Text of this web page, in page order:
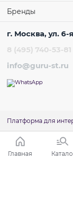
Бренды
г. Москва, ул.
8 (495) 740-53-81
info@guru-st.ru
Платформа для
Главная